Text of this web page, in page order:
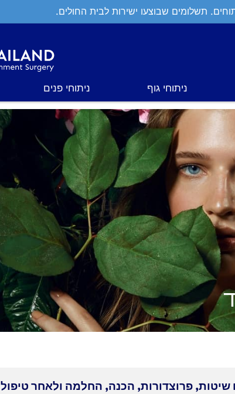
תשלומים שבוצעו ישירות לבית החולים.
ניתוחי גוף ניתוחי פנים
שיטות, פרוצדורות, הכנה, החלמה ולאחר טיפול